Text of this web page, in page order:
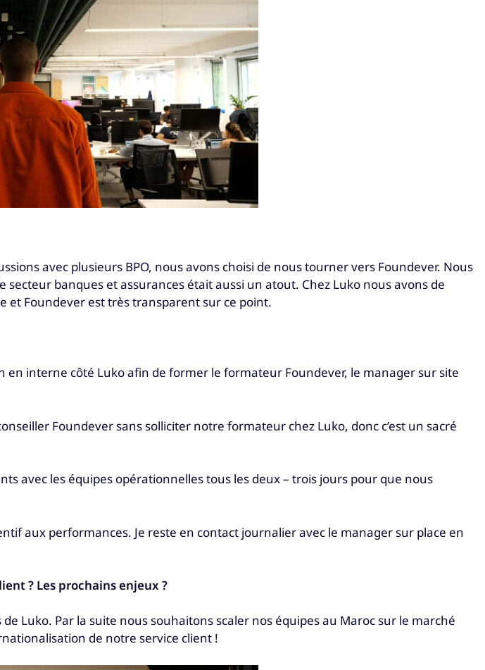
avec plusieurs BPO, nous avons choisi de nous tourner vers Foundever. Nous
banques et assurances était aussi un atout. Chez Luko nous avons de
et Foundever est très transparent sur ce point.
interne côté Luko afin de former le formateur Foundever, le manager sur site
Foundever sans solliciter notre formateur chez Luko, donc c’est un sacré
avec les équipes opérationnelles tous les deux – trois jours pour que nous
aux performances. Je reste en contact journalier avec le manager sur place en
? Les prochains enjeux ?
Luko. Par la suite nous souhaitons scaler nos équipes au Maroc sur le marché
de notre service client !